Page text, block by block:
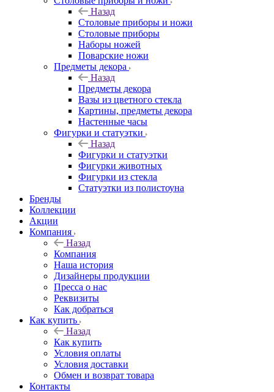
Назад
Столовые приборы и ножи
Столовые приборы
Наборы ножей
Поварские ножи
Предметы декора
Назад
Предметы декора
Вазы из цветного стекла
Картины, предметы декора
Настенные часы
Фигурки и статуэтки
Назад
Фигурки и статуэтки
Фигурки животных
Фигурки из стекла
Статуэтки из полистоуна
Бренды
Коллекции
Акции
Компания
Назад
Компания
Наша история
Дизайнеры продукции
Пресса о нас
Реквизиты
Как добраться
Как купить
Назад
Как купить
Условия оплаты
Условия доставки
Обмен и возврат товара
Контакты